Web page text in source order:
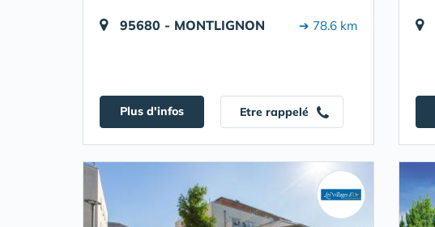
95680 - MONTLIGNON ➔ 78.6 km
Plus d'infos Etre rappelé